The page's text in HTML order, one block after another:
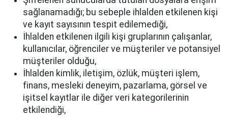
sağlanamadığı; bu sebeple ihlalden etkilenen kişi
ve kayıt sayısının tespit edilemediği,
İhlalden etkilenen ilgili kişi gruplarının çalışanlar,
kullanıcılar, öğrenciler ve müşteriler ve potansiyel
müşteriler olduğu,
İhlalden kimlik, iletişim, özlük, müşteri işlem,
finans, mesleki deneyim, pazarlama, görsel ve
işitsel kayıtlar ile diğer veri kategorilerinin
etkilendiği,